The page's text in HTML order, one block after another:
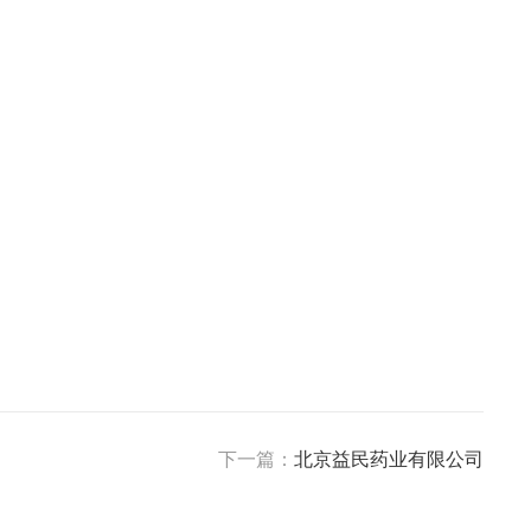
下一篇： 北京益民药业有限公司